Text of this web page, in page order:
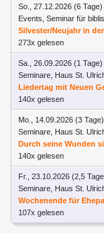
So., 27.12.2026 (6 Tage)
Events, Seminar für
Silvester/Neujahr in
273x gelesen
Sa., 26.09.2026 (1 Tage)
Seminare, Haus St.
Liedertag mit Neuen
140x gelesen
Mo., 14.09.2026 (3 Tage)
Seminare, Haus St.
Durch seine Wunden
140x gelesen
Fr., 23.10.2026 (2,5
Seminare, Haus St.
Wochenende für
107x gelesen